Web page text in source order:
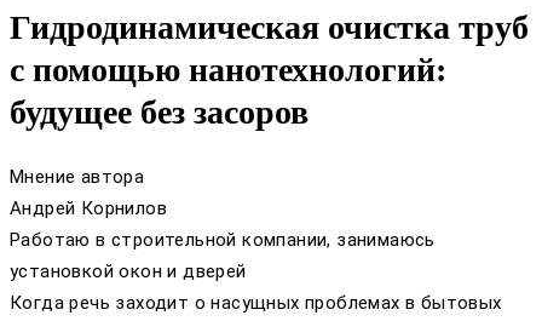
Гидродинамическая очистка труб
с помощью нанотехнологий:
будущее без засоров
Мнение автора
Андрей Корнилов
Работаю в строительной компании, занимаюсь
установкой окон и дверей
Когда речь заходит о насущных проблемах в бытовых